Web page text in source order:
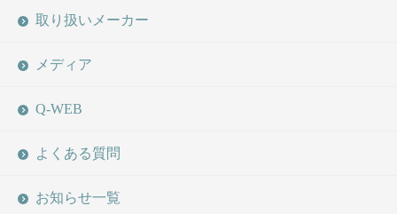
取り扱いメーカー
メディア
Q-WEB
よくある質問
お知らせ一覧